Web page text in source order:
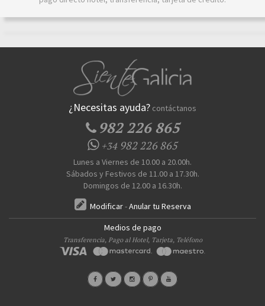
¿Necesitas ayuda? contáctanos
982 226 865
+34982 226 865
Lunes a Viernes de 10.00 a 20.00h.
Sábados y Festivos de 11.00 a 17.30h.
Domingos de 12.00 a 16.30h.
Modificar-Anular tu Reserva
Medios de pago
Transferencia, Pago al Hotel, Tarjeta, Teléfono